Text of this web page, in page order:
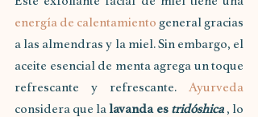
energía de calentamiento general gracias
a las almendras y la miel. Sin embargo, el
aceite esencial de menta agrega un toque
refrescante y refrescante. Ayurveda
considera que la lavanda es tridóshica , lo